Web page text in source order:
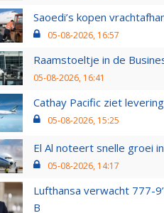
Saoedi’s kopen
05-08-2026, 16:57
Raamstoeltje in de
05-08-2026, 16:41
Cathay Pacific ziet
05-08-2026, 15:25
El Al noteert snelle groei
05-08-2026, 14:17
Lufthansa verwacht 777-
B